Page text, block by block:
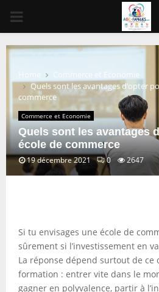
PRIMARY
MENU
Home
Commerce et Economie
Quels sont les avantages d’opter
commerce
Commerce et Economie
Quels sont les avantages
école de commerce
19 décembre 2021 0 2647
Si tu envisages une école de
sûrement si l’investissement en
La réponse dépend surtout de ce
formation : entrer vite dans le
gagner en polyvalence, partir à